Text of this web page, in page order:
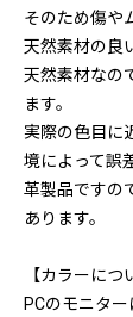
そのため傷や
天然素材の良
天然素材なの
ます。
実際の色目に
境によって誤
革製品ですの
あります。
【カラーにつ
PCのモニタ